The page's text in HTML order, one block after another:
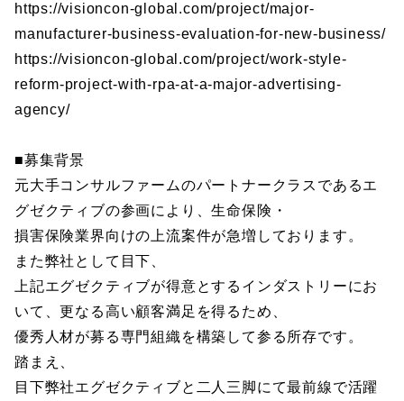
https://visioncon-global.com/project/major-
manufacturer-business-evaluation-for-new-business/
https://visioncon-global.com/project/work-style-
reform-project-with-rpa-at-a-major-advertising-
agency/
■募集背景
元大手コンサルファームのパートナークラスであるエ
グゼクティブの参画により、生命保険・
損害保険業界向けの上流案件が急増しております。
また弊社として目下、
上記エグゼクティブが得意とするインダストリーにお
いて、更なる高い顧客満足を得るため、
優秀人材が募る専門組織を構築して参る所存です。
踏まえ、
目下弊社エグゼクティブと二人三脚にて最前線で活躍